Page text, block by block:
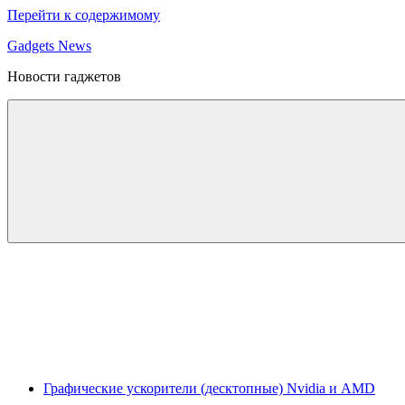
Перейти к содержимому
Gadgets News
Новости гаджетов
Графические ускорители (десктопные) Nvidia и AMD